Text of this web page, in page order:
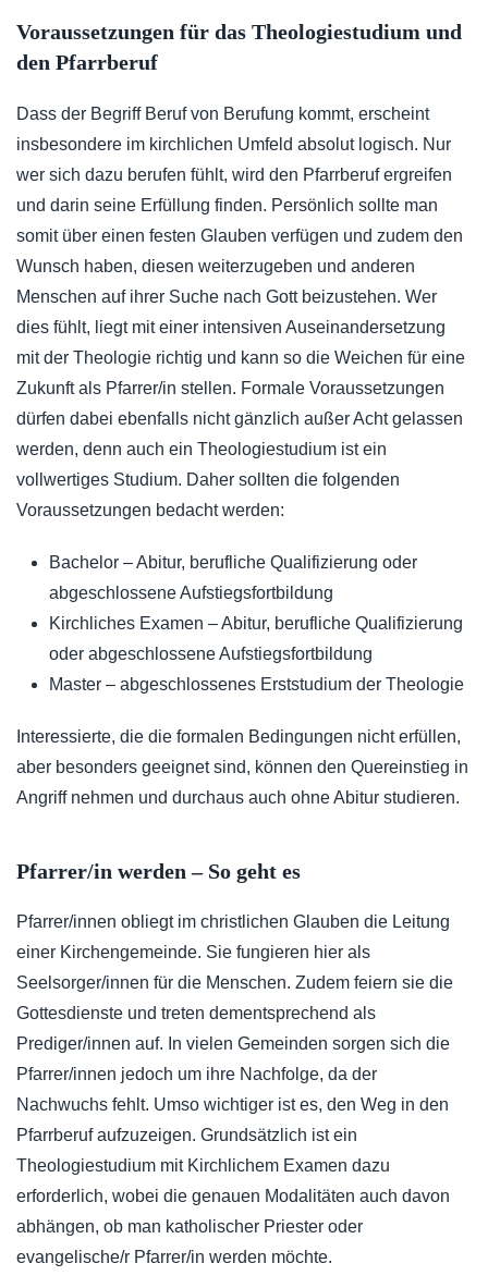
Voraussetzungen für das Theologiestudium und
den Pfarrberuf
Dass der Begriff Beruf von Berufung kommt, erscheint
insbesondere im kirchlichen Umfeld absolut logisch. Nur
wer sich dazu berufen fühlt, wird den Pfarrberuf ergreifen
und darin seine Erfüllung finden. Persönlich sollte man
somit über einen festen Glauben verfügen und zudem den
Wunsch haben, diesen weiterzugeben und anderen
Menschen auf ihrer Suche nach Gott beizustehen. Wer
dies fühlt, liegt mit einer intensiven Auseinandersetzung
mit der Theologie richtig und kann so die Weichen für eine
Zukunft als Pfarrer/in stellen. Formale Voraussetzungen
dürfen dabei ebenfalls nicht gänzlich außer Acht gelassen
werden, denn auch ein Theologiestudium ist ein
vollwertiges Studium. Daher sollten die folgenden
Voraussetzungen bedacht werden:
Bachelor – Abitur, berufliche Qualifizierung oder
abgeschlossene Aufstiegsfortbildung
Kirchliches Examen – Abitur, berufliche Qualifizierung
oder abgeschlossene Aufstiegsfortbildung
Master – abgeschlossenes Erststudium der Theologie
Interessierte, die die formalen Bedingungen nicht erfüllen,
aber besonders geeignet sind, können den Quereinstieg in
Angriff nehmen und durchaus auch ohne Abitur studieren.
Pfarrer/in werden – So geht es
Pfarrer/innen obliegt im christlichen Glauben die Leitung
einer Kirchengemeinde. Sie fungieren hier als
Seelsorger/innen für die Menschen. Zudem feiern sie die
Gottesdienste und treten dementsprechend als
Prediger/innen auf. In vielen Gemeinden sorgen sich die
Pfarrer/innen jedoch um ihre Nachfolge, da der
Nachwuchs fehlt. Umso wichtiger ist es, den Weg in den
Pfarrberuf aufzuzeigen. Grundsätzlich ist ein
Theologiestudium mit Kirchlichem Examen dazu
erforderlich, wobei die genauen Modalitäten auch davon
abhängen, ob man katholischer Priester oder
evangelische/r Pfarrer/in werden möchte.